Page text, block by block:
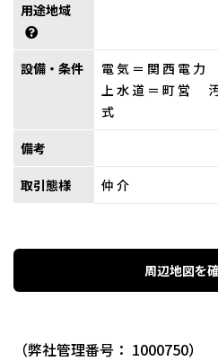
用途地域
設備・条件
電気＝関西電
上水道＝町営
式
備考
取引態様 仲介
周辺地図を
（弊社管理番号： 1000750）